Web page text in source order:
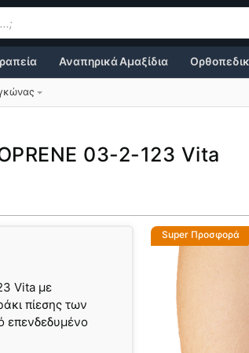
Αναπηρικά Αμαξίδια
03-2-123 Vita
Vita με
πίεσης των
επενδεδυμένο
Super Προσφορά